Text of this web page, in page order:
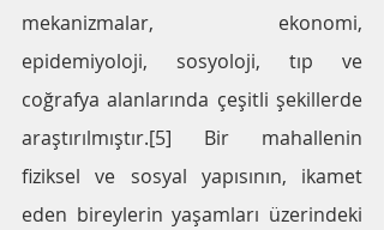
mekanizmalar, ekonomi,
epidemiyoloji, sosyoloji, tıp ve
coğrafya alanlarında çeşitli şekillerde
araştırılmıştır.[5] Bir mahallenin
fiziksel ve sosyal yapısının, ikamet
eden bireylerin yaşamları üzerindeki